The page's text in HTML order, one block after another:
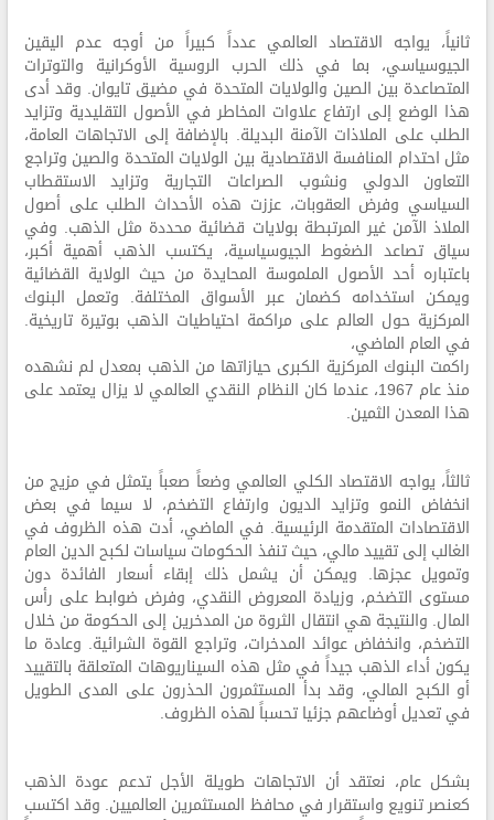
ثانياً، يواجه الاقتصاد العالمي عدداً كبيراً من أوجه عدم اليقين
الجيوسياسي، بما في ذلك الحرب الروسية الأوكرانية والتوترات
المتصاعدة بين الصين والولايات المتحدة في مضيق تايوان. وقد أدى
هذا الوضع إلى ارتفاع علاوات المخاطر في الأصول التقليدية وتزايد
الطلب على الملاذات الآمنة البديلة. بالإضافة إلى الاتجاهات العامة،
مثل احتدام المنافسة الاقتصادية بين الولايات المتحدة والصين وتراجع
التعاون الدولي ونشوب الصراعات التجارية وتزايد الاستقطاب
السياسي وفرض العقوبات، عززت هذه الأحداث الطلب على أصول
الملاذ الآمن غير المرتبطة بولايات قضائية محددة مثل الذهب. وفي
سياق تصاعد الضغوط الجيوسياسية، يكتسب الذهب أهمية أكبر،
باعتباره أحد الأصول الملموسة المحايدة من حيث الولاية القضائية
ويمكن استخدامه كضمان عبر الأسواق المختلفة. وتعمل البنوك
المركزية حول العالم على مراكمة احتياطيات الذهب بوتيرة تاريخية.
في العام الماضي،
راكمت البنوك المركزية الكبرى حيازاتها من الذهب بمعدل لم نشهده
منذ عام 1967، عندما كان النظام النقدي العالمي لا يزال يعتمد على
هذا المعدن الثمين.
ثالثاً، يواجه الاقتصاد الكلي العالمي وضعاً صعباً يتمثل في مزيج من
انخفاض النمو وتزايد الديون وارتفاع التضخم، لا سيما في بعض
الاقتصادات المتقدمة الرئيسية. في الماضي، أدت هذه الظروف في
الغالب إلى تقييد مالي، حيث تنفذ الحكومات سياسات لكبح الدين العام
وتمويل عجزها. ويمكن أن يشمل ذلك إبقاء أسعار الفائدة دون
مستوى التضخم، وزيادة المعروض النقدي، وفرض ضوابط على رأس
المال. والنتيجة هي انتقال الثروة من المدخرين إلى الحكومة من خلال
التضخم، وانخفاض عوائد المدخرات، وتراجع القوة الشرائية. وعادة ما
يكون أداء الذهب جيداً في مثل هذه السيناريوهات المتعلقة بالتقييد
أو الكبح المالي، وقد بدأ المستثمرون الحذرون على المدى الطويل
في تعديل أوضاعهم جزئيا تحسباً لهذه الظروف.
بشكل عام، نعتقد أن الاتجاهات طويلة الأجل تدعم عودة الذهب
كعنصر تنويع واستقرار في محافظ المستثمرين العالميين. وقد اكتسب